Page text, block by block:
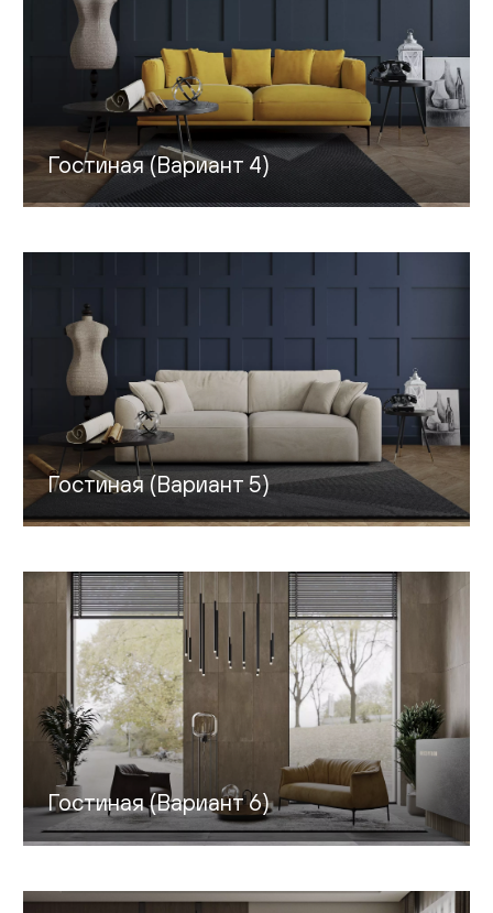
Гостиная (Вариант 4)
Гостиная (Вариант 5)
Гостиная (Вариант 6)